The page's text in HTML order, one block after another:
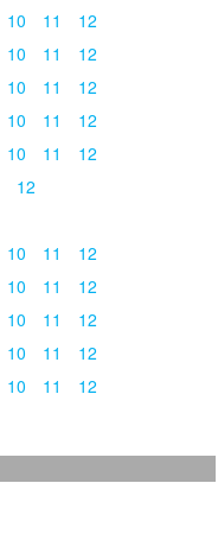
10 11
12
10 11
12
10 11
12
10 11
12
10 11
12
12
10 11
12
10 11
12
10 11
12
10 11
12
10 11
12